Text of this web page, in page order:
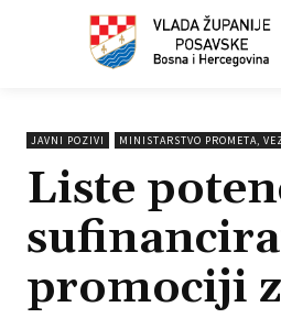
JAVNI POZIVI MINISTARSTVO PROMETA,
Liste
promociji